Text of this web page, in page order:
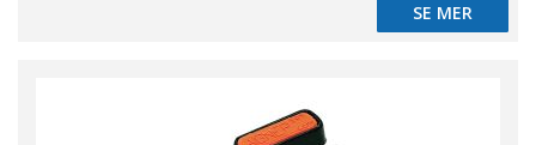
SE MER
SE MER